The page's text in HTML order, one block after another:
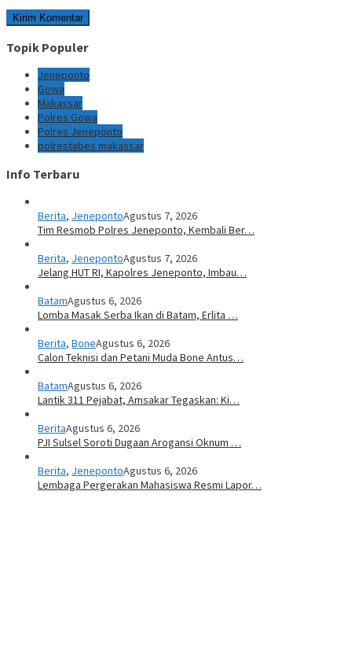
Topik Populer
Jeneponto
Gowa
Makassar
Polres Gowa
Polres Jeneponto
polrestabes makassar
Info Terbaru
Berita, JenepontoAgustus 7, 2026
Tim Resmob Polres Jeneponto, Kembali Ber…
Berita, JenepontoAgustus 7, 2026
Jelang HUT RI, Kapolres Jeneponto, Imbau…
BatamAgustus 6, 2026
Lomba Masak Serba Ikan di Batam, Erlita …
Berita, BoneAgustus 6, 2026
Calon Teknisi dan Petani Muda Bone Antus…
BatamAgustus 6, 2026
Lantik 311 Pejabat, Amsakar Tegaskan: Ki…
BeritaAgustus 6, 2026
PJI Sulsel Soroti Dugaan Arogansi Oknum …
Berita, JenepontoAgustus 6, 2026
Lembaga Pergerakan Mahasiswa Resmi Lapor…